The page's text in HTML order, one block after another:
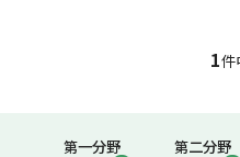
1
第一分野
第二分野